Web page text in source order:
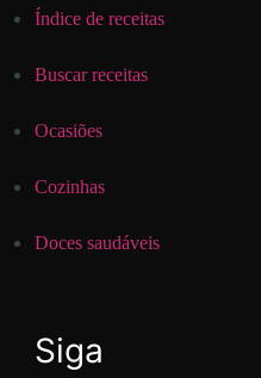
Índice de receitas
Buscar receitas
Ocasiões
Cozinhas
Doces saudáveis
Siga